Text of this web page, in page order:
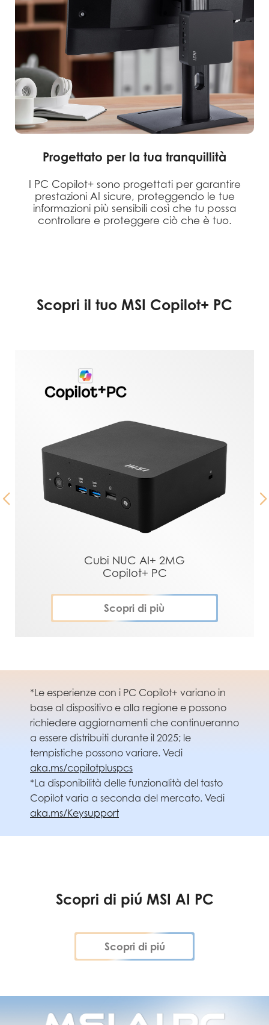
Progettato per la tua tranquillità
I PC Copilot+ sono progettati per garantire
prestazioni AI sicure, proteggendo le tue
informazioni più sensibili così che tu possa
controllare e proteggere ciò che è tuo.
Scopri il tuo MSI Copilot+ PC
Cubi NUC AI+ 2MG
Copilot+ PC
Scopri di più
*Le esperienze con i PC Copilot+ variano in
base al dispositivo e alla regione e possono
richiedere aggiornamenti che continueranno
a essere distribuiti durante il 2025; le
tempistiche possono variare. Vedi
aka.ms/copilotpluspcs
*La disponibilità delle funzionalità del tasto
Copilot varia a seconda del mercato. Vedi
aka.ms/Keysupport
Scopri di piú MSI AI PC
Scopri di piú